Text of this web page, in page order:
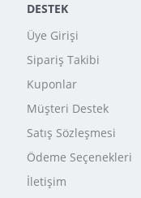
DESTEK
Üye Girişi
Sipariş Takibi
Kuponlar
Müşteri Destek
Satış Sözleşmesi
Ödeme Seçenekleri
İletişim